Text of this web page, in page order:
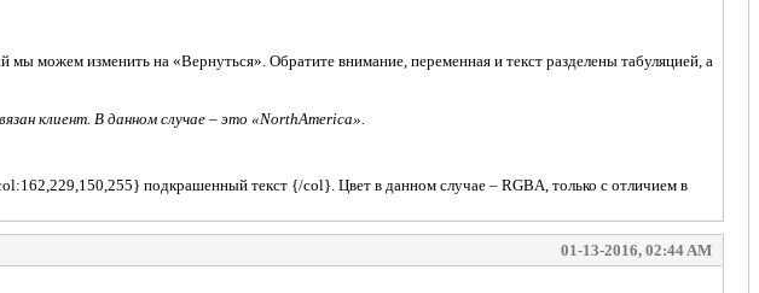
мы можем изменить на «Вернуться». Обратите внимание, переменная и текст разделены табуляцией, а
клиент. В данном случае – это «NorthAmerica».
подкрашенный текст {/col}. Цвет в данном случае – RGBA, только с отличием в
01-13-2016, 02:44 AM